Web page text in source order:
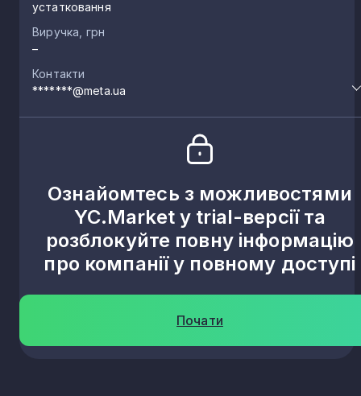
устатковання
Виручка, грн
–
Контакти
*******@meta.ua
Ознайомтесь з можливостями
YC.Market у trial-версії та
розблокуйте повну інформацію
про компанії у повному доступі
Почати